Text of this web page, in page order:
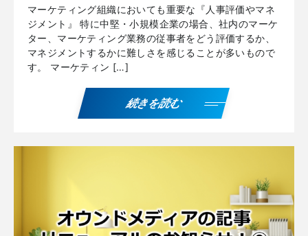
マーケティング組織においても重要な『人事評価やマネ
ジメント』 特に中堅・小規模企業の場合、社内のマーケ
ター、マーケティング業務の従事者をどう評価するか、
マネジメントするかに難しさを感じることが多いもので
す。 マーケティン […]
続きを読む